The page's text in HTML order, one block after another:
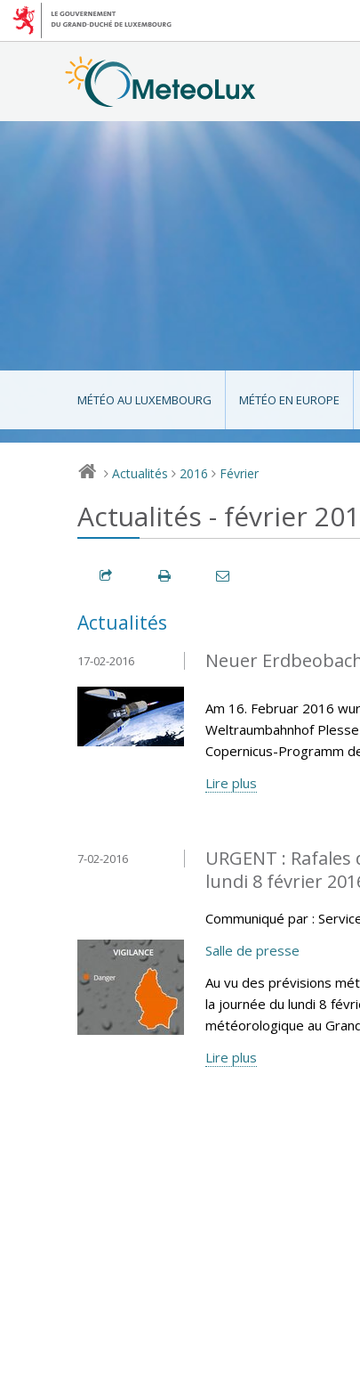
MÉTÉO AU LUXEMBOURG MÉTÉO EN EUROPE
> Actualités > 2016 > Février
Actualités - février
Actualités
Neuer
17-02-2016
Am 16. Februar 2016
Weltraumbahnhof
Copernicus-Programm
Lire plus
URGENT :
lundi 8 février
Communiqué par :
7-02-2016
Salle de presse
Au vu des prévisions
la journée du lundi 8
météorologique au
Lire plus